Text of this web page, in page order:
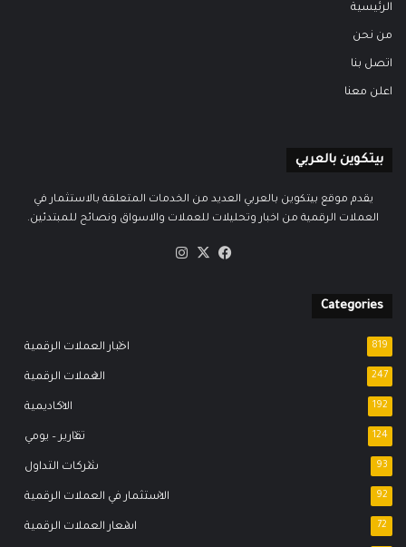
الرئيسية
من نحن
اتصل بنا
اعلن معنا
بيتكوين بالعربي
يقدم موقع بيتكوين بالعربي العديد من الخدمات المتعلقة بالاستثمار في
العملات الرقمية من اخبار وتحليلات للعملات والاسواق ونصائح للمبتدئين.
فيسبوك
‫X
Categories
اخبار العملات الرقمية 819
العملات الرقمية 247
الاكاديمية 192
تقارير – يومي 124
شركات التداول 93
الاستثمار في العملات الرقمية 92
اسعار العملات الرقمية 72